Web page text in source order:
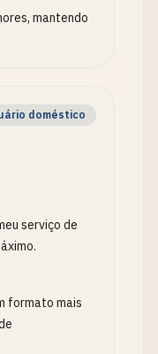
mantendo
doméstico
serviço de
formato mais